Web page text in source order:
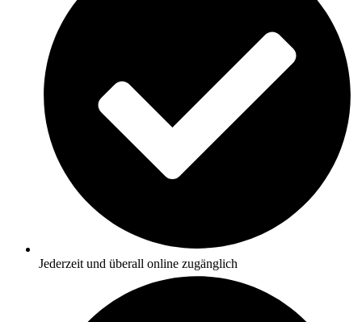
Jederzeit und überall online zugänglich